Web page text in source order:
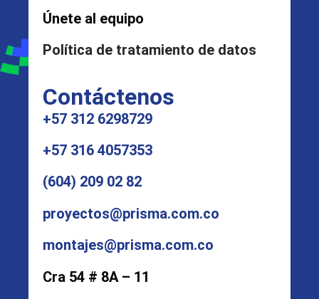
Únete al equipo
Política de tratamiento de datos
Contáctenos
+57 312 6298729
+57 316 4057353
(604) 209 02 82
proyectos@prisma.com.co
montajes@prisma.com.co
Cra 54 # 8A – 11